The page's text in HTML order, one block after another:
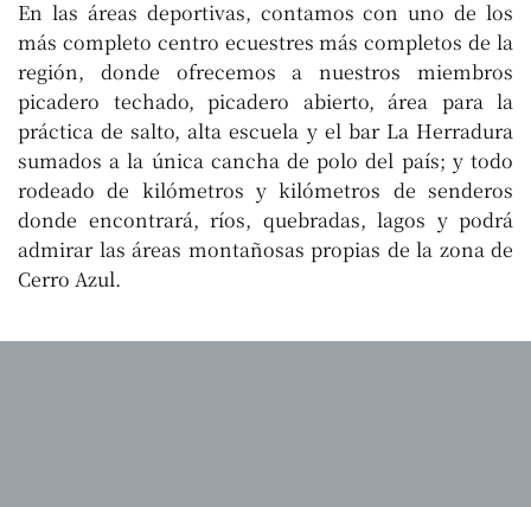
En las áreas deportivas, contamos con uno de los
más completo centro ecuestres más completos de la
región, donde ofrecemos a nuestros miembros
picadero techado, picadero abierto, área para la
práctica de salto, alta escuela y el bar La Herradura
sumados a la única cancha de polo del país; y todo
rodeado de kilómetros y kilómetros de senderos
donde encontrará, ríos, quebradas, lagos y podrá
admirar las áreas montañosas propias de la zona de
Cerro Azul.